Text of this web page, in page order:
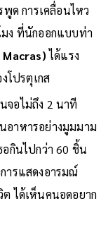
พูด การเคลื่อนไหว
มง ที่นักออกแบบท่า
Macras)ได้แรง
โปรตุเกส
จอไม่ถึง 2 นาที
อาหารอย่างมูมมาม
อกินไปกว่า 60 ชิ้น
ารแสดงอารมณ์
ได้เห็นคนอดอยาก